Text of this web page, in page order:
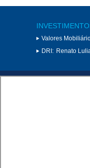
Valores
DRI: Renato